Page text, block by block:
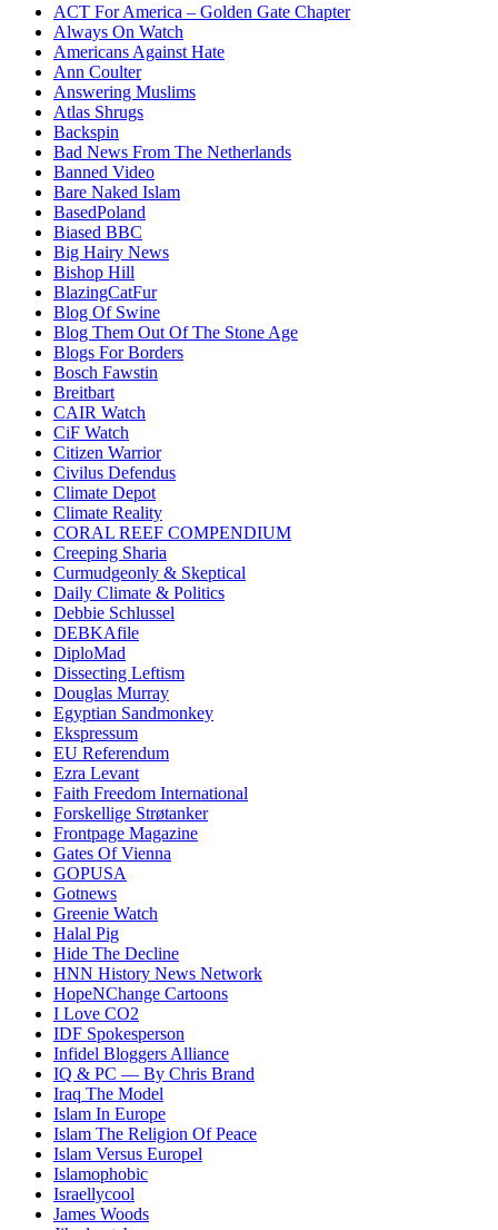
ACT For America – Golden Gate Chapter
Always On Watch
Americans Against Hate
Ann Coulter
Answering Muslims
Atlas Shrugs
Backspin
Bad News From The Netherlands
Banned Video
Bare Naked Islam
BasedPoland
Biased BBC
Big Hairy News
Bishop Hill
BlazingCatFur
Blog Of Swine
Blog Them Out Of The Stone Age
Blogs For Borders
Bosch Fawstin
Breitbart
CAIR Watch
CiF Watch
Citizen Warrior
Civilus Defendus
Climate Depot
Climate Reality
CORAL REEF COMPENDIUM
Creeping Sharia
Curmudgeonly & Skeptical
Daily Climate & Politics
Debbie Schlussel
DEBKAfile
DiploMad
Dissecting Leftism
Douglas Murray
Egyptian Sandmonkey
Ekspressum
EU Referendum
Ezra Levant
Faith Freedom International
Forskellige Strøtanker
Frontpage Magazine
Gates Of Vienna
GOPUSA
Gotnews
Greenie Watch
Halal Pig
Hide The Decline
HNN History News Network
HopeNChange Cartoons
I Love CO2
IDF Spokesperson
Infidel Bloggers Alliance
IQ & PC — By Chris Brand
Iraq The Model
Islam In Europe
Islam The Religion Of Peace
Islam Versus Europel
Islamophobic
Israellycool
James Woods